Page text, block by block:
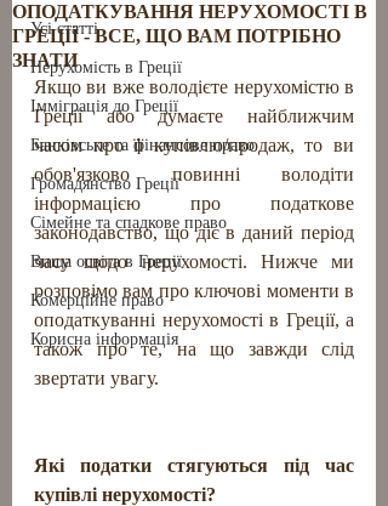
Усі статті
Нерухомість в Греції
Імміграція до Греції
Банківське та фінансове право
Громадянство Греції
Сімейне та спадкове право
Вища освіта в Греції
Комерційне право
Корисна інформація
ОПОДАТКУВАННЯ НЕРУХОМОСТІ В
ГРЕЦІЇ - ВСЕ, ЩО ВАМ ПОТРІБНО
ЗНАТИ
Якщо ви вже володієте нерухомістю в
Греції або думаєте найближчим
часом про її купівлю/продаж, то ви
обов'язково повинні володіти
інформацією про податкове
законодавство, що діє в даний період
часу щодо нерухомості. Нижче ми
розповімо вам про ключові моменти в
оподаткуванні нерухомості в Греції, а
також про те, на що завжди слід
звертати увагу.
Які податки стягуються під час
купівлі нерухомості?